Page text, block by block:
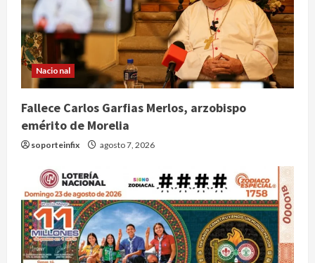
Nacional
Fallece Carlos Garfias Merlos, arzobispo
emérito de Morelia
soporteinfix agosto 7, 2026